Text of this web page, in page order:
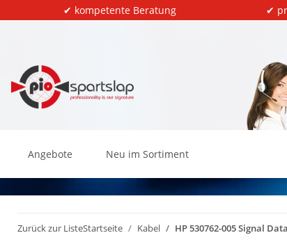
✔ kompetente Beratung ✔
Angebote Neu im Sortiment
Zurück zur ListeStartseite Kabel HP 530762-005 Signal